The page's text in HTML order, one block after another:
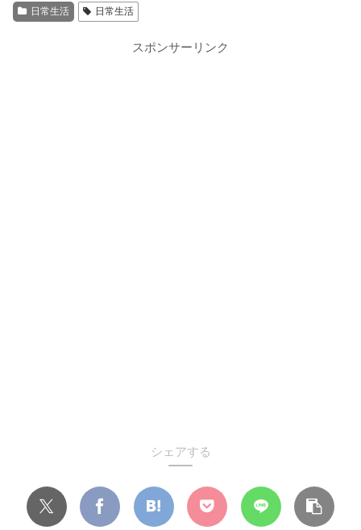
日常生活 日常生活
スポンサーリンク
シェアする